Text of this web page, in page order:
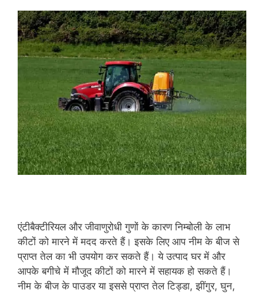
एंटीबैक्‍टीरियल और जीवाणुरोधी गुणों के कारण निम्‍बोली के लाभ
कीटों को मारने में मदद करते हैं। इसके लिए आप नीम के बीज से
प्राप्‍त तेल का भी उपयोग कर सकते हैं। ये उत्‍पाद घर में और
आपके बगीचे में मौजूद कीटों को मारने में सहायक हो सकते हैं।
नीम के बीज के पाउडर या इससे प्राप्‍त तेल टिड्डा, झींगुर, घुन,